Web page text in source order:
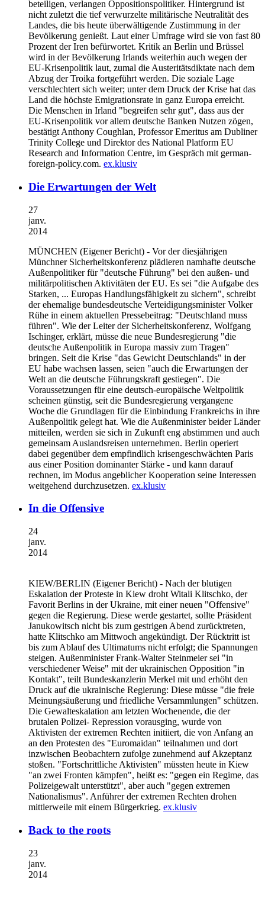
beteiligen, verlangen Oppositionspolitiker. Hintergrund ist
nicht zuletzt die tief verwurzelte militärische Neutralität des
Landes, die bis heute überwältigende Zustimmung in der
Bevölkerung genießt. Laut einer Umfrage wird sie von fast 80
Prozent der Iren befürwortet. Kritik an Berlin und Brüssel
wird in der Bevölkerung Irlands weiterhin auch wegen der
EU-Krisenpolitik laut, zumal die Austeritätsdiktate nach dem
Abzug der Troika fortgeführt werden. Die soziale Lage
verschlechtert sich weiter; unter dem Druck der Krise hat das
Land die höchste Emigrationsrate in ganz Europa erreicht.
Die Menschen in Irland "begreifen sehr gut", dass aus der
EU-Krisenpolitik vor allem deutsche Banken Nutzen zögen,
bestätigt Anthony Coughlan, Professor Emeritus am Dubliner
Trinity College und Direktor des National Platform EU
Research and Information Centre, im Gespräch mit german-
foreign-policy.com. ex.klusiv
Die Erwartungen der Welt
27
janv.
2014
MÜNCHEN (Eigener Bericht) - Vor der diesjährigen
Münchner Sicherheitskonferenz plädieren namhafte deutsche
Außenpolitiker für "deutsche Führung" bei den außen- und
militärpolitischen Aktivitäten der EU. Es sei "die Aufgabe des
Starken, ... Europas Handlungsfähigkeit zu sichern", schreibt
der ehemalige bundesdeutsche Verteidigungsminister Volker
Rühe in einem aktuellen Pressebeitrag: "Deutschland muss
führen". Wie der Leiter der Sicherheitskonferenz, Wolfgang
Ischinger, erklärt, müsse die neue Bundesregierung "die
deutsche Außenpolitik in Europa massiv zum Tragen"
bringen. Seit die Krise "das Gewicht Deutschlands" in der
EU habe wachsen lassen, seien "auch die Erwartungen der
Welt an die deutsche Führungskraft gestiegen". Die
Voraussetzungen für eine deutsch-europäische Weltpolitik
scheinen günstig, seit die Bundesregierung vergangene
Woche die Grundlagen für die Einbindung Frankreichs in ihre
Außenpolitik gelegt hat. Wie die Außenminister beider Länder
mitteilen, werden sie sich in Zukunft eng abstimmen und auch
gemeinsam Auslandsreisen unternehmen. Berlin operiert
dabei gegenüber dem empfindlich krisengeschwächten Paris
aus einer Position dominanter Stärke - und kann darauf
rechnen, im Modus angeblicher Kooperation seine Interessen
weitgehend durchzusetzen. ex.klusiv
In die Offensive
24
janv.
2014
KIEW/BERLIN (Eigener Bericht) - Nach der blutigen
Eskalation der Proteste in Kiew droht Witali Klitschko, der
Favorit Berlins in der Ukraine, mit einer neuen "Offensive"
gegen die Regierung. Diese werde gestartet, sollte Präsident
Janukowitsch nicht bis zum gestrigen Abend zurücktreten,
hatte Klitschko am Mittwoch angekündigt. Der Rücktritt ist
bis zum Ablauf des Ultimatums nicht erfolgt; die Spannungen
steigen. Außenminister Frank-Walter Steinmeier sei "in
verschiedener Weise" mit der ukrainischen Opposition "in
Kontakt", teilt Bundeskanzlerin Merkel mit und erhöht den
Druck auf die ukrainische Regierung: Diese müsse "die freie
Meinungsäußerung und friedliche Versammlungen" schützen.
Die Gewalteskalation am letzten Wochenende, die der
brutalen Polizei- Repression vorausging, wurde von
Aktivisten der extremen Rechten initiiert, die von Anfang an
an den Protesten des "Euromaidan" teilnahmen und dort
inzwischen Beobachtern zufolge zunehmend auf Akzeptanz
stoßen. "Fortschrittliche Aktivisten" müssten heute in Kiew
"an zwei Fronten kämpfen", heißt es: "gegen ein Regime, das
Polizeigewalt unterstützt", aber auch "gegen extremen
Nationalismus". Anführer der extremen Rechten drohen
mittlerweile mit einem Bürgerkrieg. ex.klusiv
Back to the roots
23
janv.
2014